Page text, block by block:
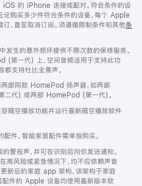
的 iPhone 连接或配对。符合条件的设
论购买多少件符合条件的设备，每个 Apple
，直至取消订阅。须遵循限制条件和其他条
生的意外损坏提供不限次数的保修服务。
一代) 上，空间音频适用于支持此功
支持杜比全景声。
部同款 HomePod 扬声器，如两部
代) 或两部 HomePod (第一代)。
隔空播放功能并运行最新隔空播放软件
。智能家居配件需单独购买。
警报声，并可在识别后向你发送通知。
高风险或紧急情况下，均不应依赖声音
新后的家庭 app 架构，该架构于家庭
配件的 Apple 设备均使用最新版本软